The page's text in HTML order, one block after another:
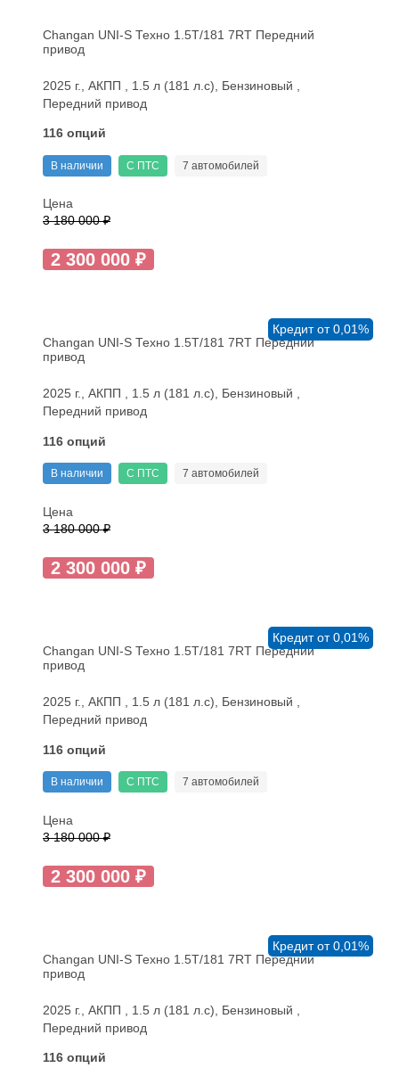
Changan UNI-S Техно 1.5T/181 7RT Передний
привод
2025 г., АКПП , 1.5 л (181 л.с), Бензиновый ,
Передний привод
116 опций
В наличии С ПТС 7 автомобилей
Цена
3 180 000 ₽
2 300 000 ₽
Кредит от 0,01%
Changan UNI-S Техно 1.5T/181 7RT Передний
привод
2025 г., АКПП , 1.5 л (181 л.с), Бензиновый ,
Передний привод
116 опций
В наличии С ПТС 7 автомобилей
Цена
3 180 000 ₽
2 300 000 ₽
Кредит от 0,01%
Changan UNI-S Техно 1.5T/181 7RT Передний
привод
2025 г., АКПП , 1.5 л (181 л.с), Бензиновый ,
Передний привод
116 опций
В наличии С ПТС 7 автомобилей
Цена
3 180 000 ₽
2 300 000 ₽
Кредит от 0,01%
Changan UNI-S Техно 1.5T/181 7RT Передний
привод
2025 г., АКПП , 1.5 л (181 л.с), Бензиновый ,
Передний привод
116 опций